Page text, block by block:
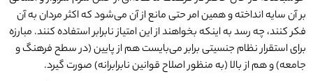
بر آن سایه انداخته و همین امر حتی مانع از آن می‌شود که اکثر مردان به آن
فکر کنند، چه رسد به اینکه بخواهند از این امتیاز نابرابر استفاده کنند. مبارزه
برای استقرار نظام جنسیتی برابر می‌بایست هم از پایین (در سطح فرهنگ و
جامعه) و هم از بالا (به منظور اصلاح قوانین نابرابرانه) صورت گیرد.